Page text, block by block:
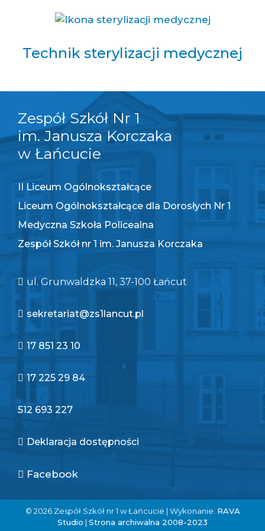
Technik sterylizacji medycznej
Zespół Szkół Nr 1
im. Janusza Korczaka
w Łańcucie
II Liceum Ogólnokształcące
Liceum Ogólnokształcące dla Dorosłych Nr 1
Medyczna Szkoła Policealna
Zespół Szkół nr 1 im. Janusza Korczaka
ul. Grunwaldzka 11, 37-100 Łańcut
sekretariat@zs1lancut.pl
17 851 23 10
17 225 29 84
512 693 227
Deklaracja dostępności
Facebook
© 2026 Zespół Szkół nr 1 w Łańcucie | Wykonanie: RAVA
Studio | Strona archiwalna 2008-2023
zainteresowania i
odwiedzania naszej
spersonalizowanych
treści i ofert.